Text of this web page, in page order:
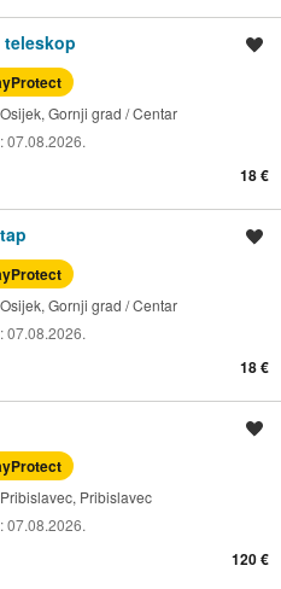
teleskop
Osijek, Gornji grad / Centar
07.08.2026.
18 €
Osijek, Gornji grad / Centar
07.08.2026.
18 €
Pribislavec, Pribislavec
07.08.2026.
120 €